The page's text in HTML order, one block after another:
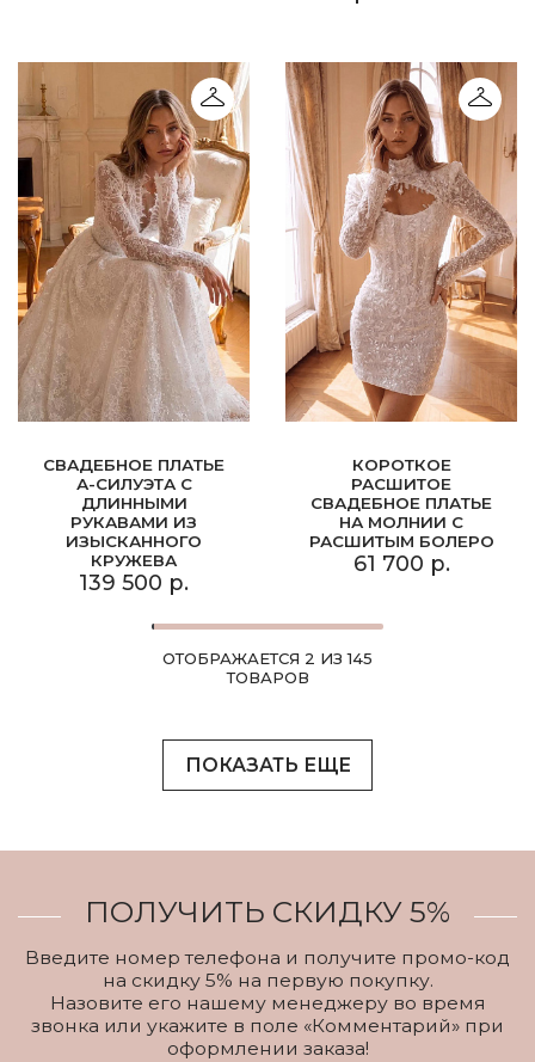
СВАДЕБНОЕ ПЛАТЬЕ
А-СИЛУЭТА С
ДЛИННЫМИ
РУКАВАМИ ИЗ
ИЗЫСКАННОГО
КРУЖЕВА
139 500 р.
КОРОТКОЕ
РАСШИТОЕ
СВАДЕБНОЕ ПЛАТЬЕ
НА МОЛНИИ С
РАСШИТЫМ БОЛЕРО
61 700 р.
ОТОБРАЖАЕТСЯ 2 ИЗ 145
ТОВАРОВ
ПОКАЗАТЬ ЕЩЕ
ПОЛУЧИТЬ СКИДКУ 5%
Введите номер телефона и получите промо-код
на скидку 5% на первую покупку.
Назовите его нашему менеджеру во время
звонка или укажите в поле «Комментарий» при
оформлении заказа!